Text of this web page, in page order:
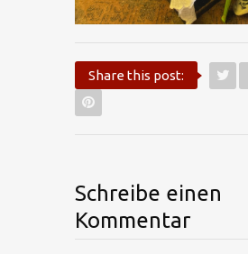
Share this post:
Schreibe einen
Kommentar